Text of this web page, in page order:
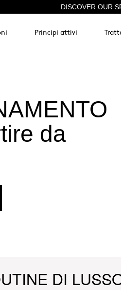
DISCOVER OUR
Principi attivi
da
DI